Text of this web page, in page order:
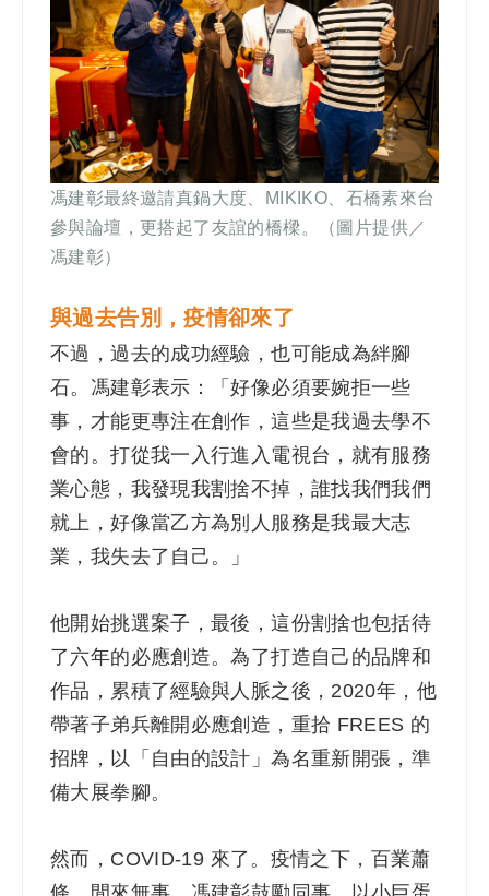
馮建彰最終邀請真鍋大度、MIKIKO、石橋素來台
參與論壇，更搭起了友誼的橋樑。（圖片提供／
馮建彰）
與過去告別，疫情卻來了
不過，過去的成功經驗，也可能成為絆腳
石。馮建彰表示：「好像必須要婉拒一些
事，才能更專注在創作，這些是我過去學不
會的。打從我一入行進入電視台，就有服務
業心態，我發現我割捨不掉，誰找我們我們
就上，好像當乙方為別人服務是我最大志
業，我失去了自己。」
他開始挑選案子，最後，這份割捨也包括待
了六年的必應創造。為了打造自己的品牌和
作品，累積了經驗與人脈之後，2020年，他
帶著子弟兵離開必應創造，重拾 FREES 的
招牌，以「自由的設計」為名重新開張，準
備大展拳腳。
然而，COVID-19 來了。疫情之下，百業蕭